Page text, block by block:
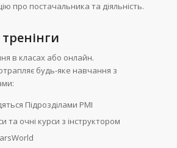
про постачальника та діяльність.
в класах або онлайн.
будь-яке навчання з
Підрозділами PMI
та очні курси з інструктором